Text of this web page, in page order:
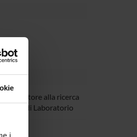
alla ricerca
Tecnico di Laboratorio